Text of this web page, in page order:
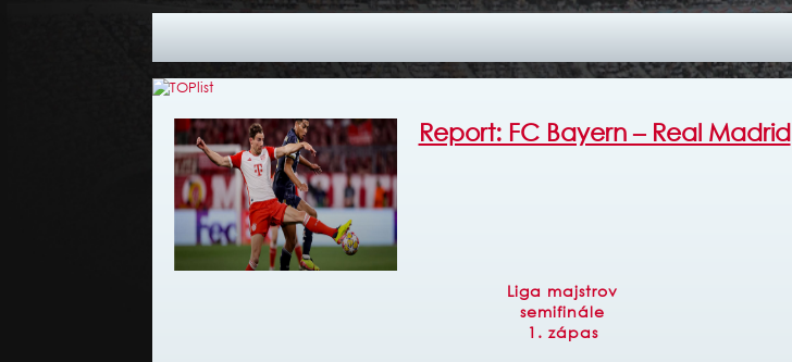
Report: FC Bayern – Real Madrid
Liga majstrov
semifinále
1. zápas